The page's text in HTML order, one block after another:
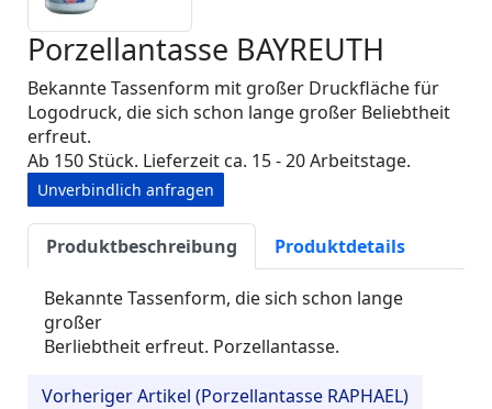
Porzellantasse BAYREUTH
Bekannte Tassenform mit großer Druckfläche für
Logodruck, die sich schon lange großer Beliebtheit
erfreut.
Ab 150 Stück. Lieferzeit ca. 15 - 20 Arbeitstage.
Unverbindlich anfragen
Produktbeschreibung Produktdetails
Bekannte Tassenform, die sich schon lange
großer
Berliebtheit erfreut. Porzellantasse.
Vorheriger Artikel (Porzellantasse RAPHAEL)